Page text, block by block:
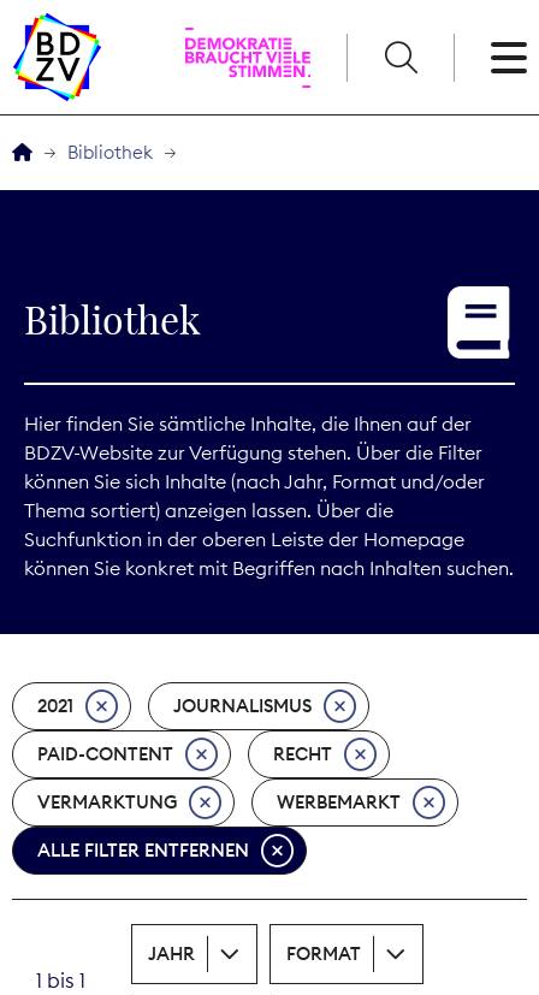
Service
Digitales
Kommunikation
Marktdaten
Nachhaltigkeit
Nachwuchs
Nova Award
Print
Bibliothek
Bibliothek
Hier finden Sie sämtliche Inhalte, die Ihnen auf der
BDZV-Website zur Verfügung stehen. Über die Filter
können Sie sich Inhalte (nach Jahr, Format und/oder
Thema sortiert) anzeigen lassen. Über die
Suchfunktion in der oberen Leiste der Homepage
können Sie konkret mit Begriffen nach Inhalten suchen.
2021 JOURNALISMUS
PAID-CONTENT RECHT
VERMARKTUNG WERBEMARKT
ALLE FILTER ENTFERNEN
1 bis 1
JAHR FORMAT